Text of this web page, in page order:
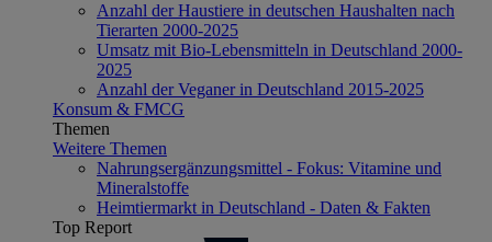
Anzahl der Haustiere in deutschen Haushalten nach
Tierarten 2000-2025
Umsatz mit Bio-Lebensmitteln in Deutschland 2000-
2025
Anzahl der Veganer in Deutschland 2015-2025
Konsum & FMCG
Themen
Weitere Themen
Nahrungsergänzungsmittel - Fokus: Vitamine und
Mineralstoffe
Heimtiermarkt in Deutschland - Daten & Fakten
Top Report